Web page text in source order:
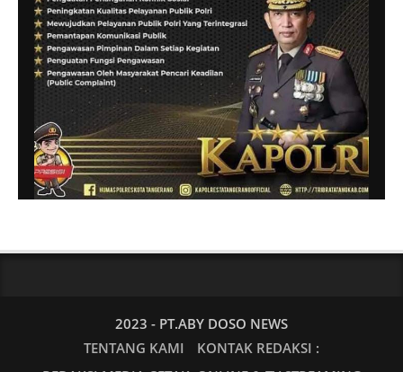
2023 - PT.ABY DOSO NEWS
TENTANG KAMI
KONTAK REDAKSI :